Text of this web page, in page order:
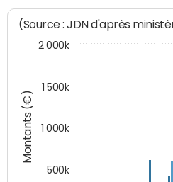
Montants (€)
(Source : JDN d'après
500k
1 000k
1 500k
2 000k